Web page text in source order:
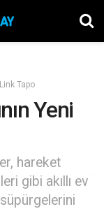
Tapo
Yeni
hareket
gibi akıllı ev